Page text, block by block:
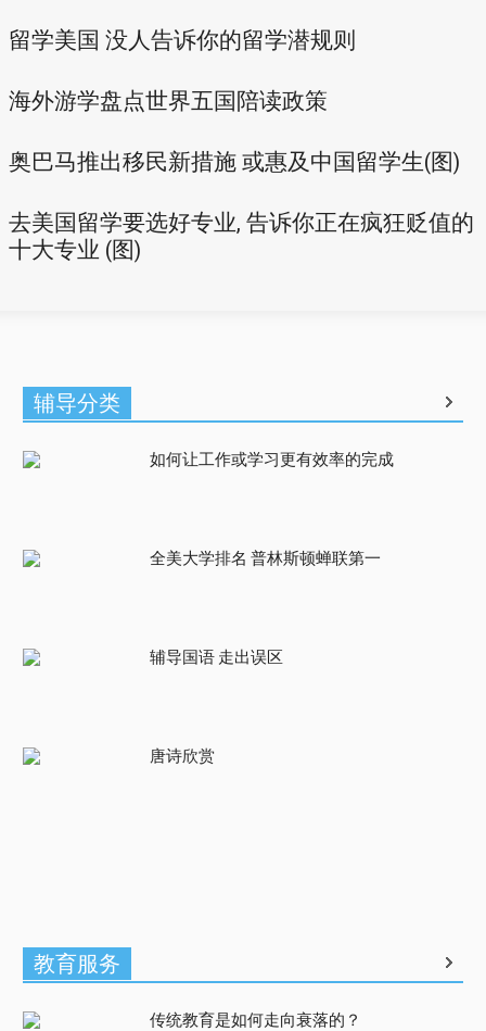
留学美国 没人告诉你的留学潜规则
海外游学盘点世界五国陪读政策
奥巴马推出移民新措施 或惠及中国留学生(图)
去美国留学要选好专业, 告诉你正在疯狂贬值的
十大专业 (图)
辅导分类
如何让工作或学习更有效率的完成
全美大学排名 普林斯顿蝉联第一
辅导国语 走出误区
唐诗欣赏
教育服务
传统教育是如何走向衰落的？